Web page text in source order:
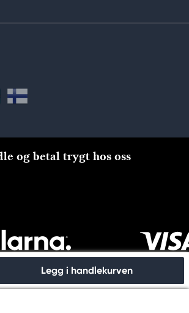
Legg i handlekurven
og betal trygt hos oss